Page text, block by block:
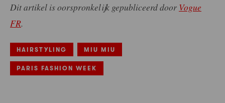
Dit artikel is oorspronkelijk gepubliceerd door Vogue
FR.
HAIRSTYLING MIU MIU
PARIS FASHION WEEK